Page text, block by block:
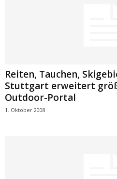
Reiten, Tauchen,
Stuttgart erweitert
Outdoor-Portal
1. Oktober 2008